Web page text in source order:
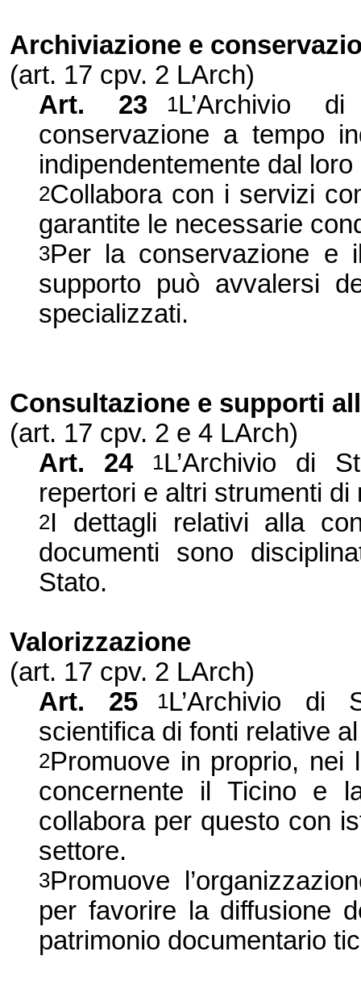
Archiviazione e
(art. 17 cpv. 2 LArch)
Art. 23
1L’Archivio
conservazione a tempo
indipendentemente dal
2Collabora con i servizi
garantite le necessarie
3Per la conservazione e
supporto può avvalersi
specializzati.
Consultazione e supporti
(art. 17 cpv. 2 e 4 LArch)
Art. 24
1L’Archivio di
repertori e altri strumenti di
2I dettagli relativi alla
documenti sono
Stato.
Valorizzazione
(art. 17 cpv. 2 LArch)
Art. 25
1L’Archivio di
scientifica di fonti relative
2Promuove in proprio, nei
concernente il Ticino e
collabora per questo con
settore.
3Promuove
per favorire la diffusione
patrimonio documentario